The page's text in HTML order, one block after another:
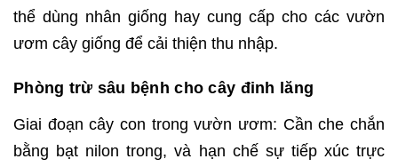
thể dùng nhân giống hay cung cấp cho các vườn
ươm cây giống để cải thiện thu nhập.
Phòng trừ sâu bệnh cho cây đinh lăng
Giai đoạn cây con trong vườn ươm: Cần che chắn
bằng bạt nilon trong, và hạn chế sự tiếp xúc trực